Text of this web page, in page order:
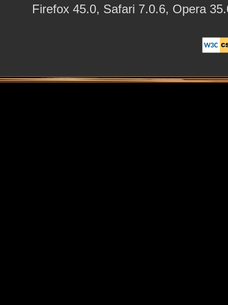
Firefox 45.0, Safari 7.0.6, Opera